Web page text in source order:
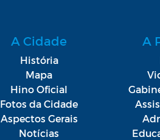
A Cidade
História
Mapa
Hino Oficial
Fotos da Cidade
Aspectos Gerais
Notícias
A